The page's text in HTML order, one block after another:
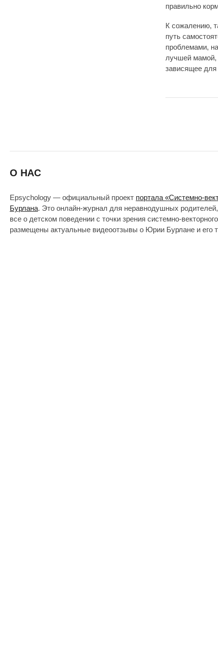
правильно
К сожалению,
путь
проблемами,
лучшей мамой,
зависящее для
О НАС
Epsychology — официальный проект портала «Системно-
Бурлана. Это онлайн-журнал для неравнодушных
все о детском поведении с точки зрения системно-
размещены актуальные видеоотзывы о Юрии Бурлане и его